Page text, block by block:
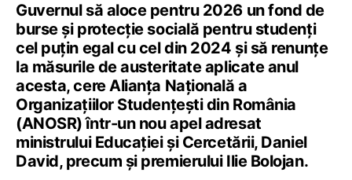
Guvernul să aloce pentru 2026 un fond de
burse și protecție socială pentru studenți
cel puțin egal cu cel din 2024 și să renunțe
la măsurile de austeritate aplicate anul
acesta, cere Alianța Națională a
Organizațiilor Studențești din România
(ANOSR) într-un nou apel adresat
ministrului Educației și Cercetării, Daniel
David, precum și premierului Ilie Bolojan.